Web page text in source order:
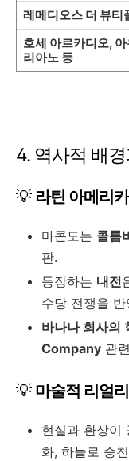
레메디오스 더 뷰티
호세 아르카디오,
리아노 등
4. 역사적 배
💡 라틴 아메리
마콘도는 콜롬
판.
등장하는 내전
수당 전쟁을 반
바나나 회사의
Company 관
💡 마술적 리얼
현실과 환상이
화, 하늘로 승